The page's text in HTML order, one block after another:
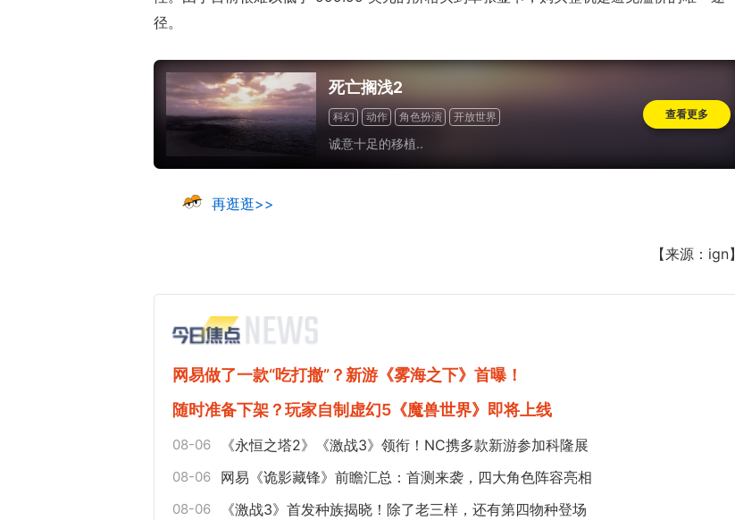
径。
死亡搁浅2
科幻 动作 角色扮演 开放世界
诚意十足的移植..
查看更多
再逛逛>>
【来源：ign】
网易做了一款“吃打撤”？新游《雾海之下》首曝！
随时准备下架？玩家自制虚幻5《魔兽世界》即将上线
08-06 《永恒之塔2》《激战3》领衔！NC携多款新游参加科隆展
08-06 网易《诡影藏锋》前瞻汇总：首测来袭，四大角色阵容亮相
08-06 《激战3》首发种族揭晓！除了老三样，还有第四物种登场